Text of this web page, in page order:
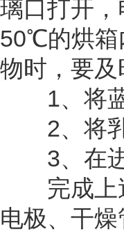
璃口打开
50℃的烘箱
物时，要
1、将蓝
2、将乳
3、在进
完成上述
电极、干